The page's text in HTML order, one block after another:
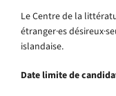
Le Centre de la
étranger·es
islandaise.
Date limite de